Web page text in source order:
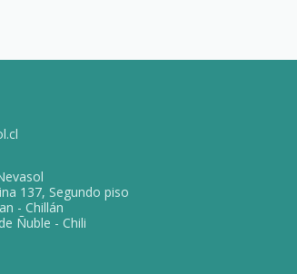
137, Segundo piso
- Chillán
Ñuble - Chili